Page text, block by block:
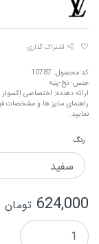
اشتراک گذاری
کد محصول: 10787
جنس: نخ-پنبه
ارائه دهنده: اختصاصی اِکسولز
راهنمای سایز ها و مشخصات
نمایید.
رنگ
624,000 تومان